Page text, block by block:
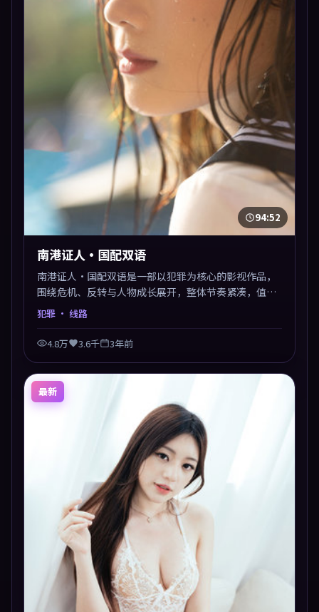
94:52
南港证人·国配双语
南港证人·国配双语是一部以犯罪为核心的影视作品，
围绕危机、反转与人物成长展开，整体节奏紧凑，值得
推荐观看。
犯罪 · 线路
4.8万 3.6千 3年前
最新